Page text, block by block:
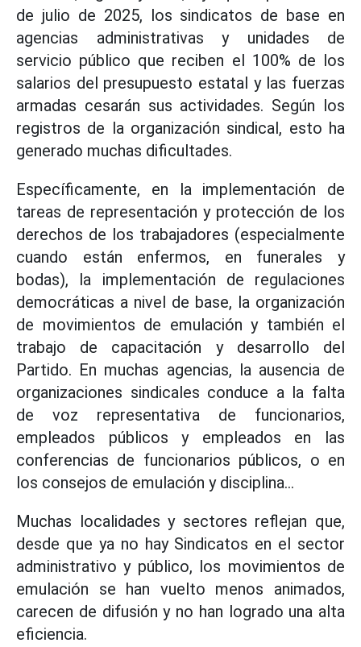
de julio de 2025, los sindicatos de base en
agencias administrativas y unidades de
servicio público que reciben el 100% de los
salarios del presupuesto estatal y las fuerzas
armadas cesarán sus actividades. Según los
registros de la organización sindical, esto ha
generado muchas dificultades.
Específicamente, en la implementación de
tareas de representación y protección de los
derechos de los trabajadores (especialmente
cuando están enfermos, en funerales y
bodas), la implementación de regulaciones
democráticas a nivel de base, la organización
de movimientos de emulación y también el
trabajo de capacitación y desarrollo del
Partido. En muchas agencias, la ausencia de
organizaciones sindicales conduce a la falta
de voz representativa de funcionarios,
empleados públicos y empleados en las
conferencias de funcionarios públicos, o en
los consejos de emulación y disciplina...
Muchas localidades y sectores reflejan que,
desde que ya no hay Sindicatos en el sector
administrativo y público, los movimientos de
emulación se han vuelto menos animados,
carecen de difusión y no han logrado una alta
eficiencia.